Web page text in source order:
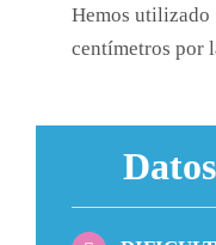
Hemos utilizado
centímetros por